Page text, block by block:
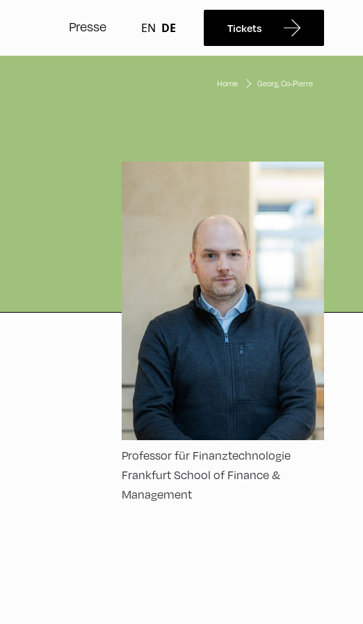
Presse EN DE Tickets
Home Georg, Co-Pierre
Professor für Finanztechnologie
Frankfurt School of Finance &
Management